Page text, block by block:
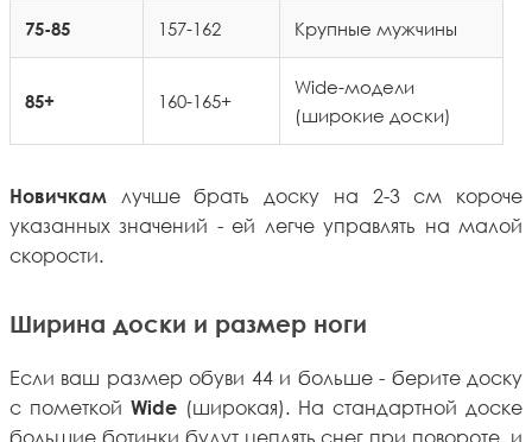
75-85 157-162 Крупные мужчины
85+ 160-165+
Wide-модели
(широкие доски)
Новичкам
лучше брать доску на 2-3 см короче
указанных значений - ей легче управлять на малой
скорости.
Ширина доски и размер ноги
Если ваш размер обуви 44 и больше - берите доску
с пометкой Wide (широкая). На стандартной доске
большие ботинки будут цеплять снег при повороте, и